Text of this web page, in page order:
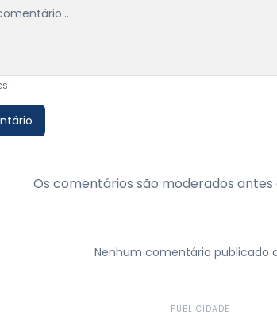
Os comentários são moderados antes
Nenhum comentário publicado
PUBLICIDADE